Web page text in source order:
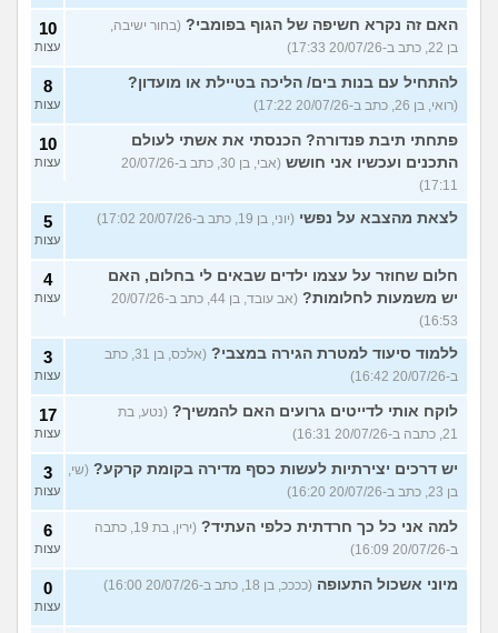
האם זה נקרא חשיפה של הגוף בפומבי? (בחור ישיבה,
בן 22, כתב ב-20/07/26 17:33)
10
עצות
להתחיל עם בנות בים/ הליכה בטיילת או מועדון?
(רואי, בן 26, כתב ב-20/07/26 17:22)
8
עצות
פתחתי תיבת פנדורה? הכנסתי את אשתי לעולם
התכנים ועכשיו אני חושש
(אבי, בן 30, כתב ב-20/07/26
17:11)
10
עצות
לצאת מהצבא על נפשי (יוני, בן 19, כתב ב-20/07/26 17:02) 5
עצות
חלום שחוזר על עצמו ילדים שבאים לי בחלום, האם
יש משמעות לחלומות?
(אב עובד, בן 44, כתב ב-20/07/26
16:53)
4
עצות
ללמוד סיעוד למטרת הגירה במצבי?
(אלכס, בן 31, כתב
ב-20/07/26 16:42)
3
עצות
לוקח אותי לדייטים גרועים האם להמשיך? (נטע, בת
21, כתבה ב-20/07/26 16:31)
17
עצות
יש דרכים יצירתיות לעשות כסף מדירה בקומת קרקע? (שי,
בן 23, כתב ב-20/07/26 16:20)
3
עצות
למה אני כל כך חרדתית כלפי העתיד?
(ירין, בת 19, כתבה
ב-20/07/26 16:09)
6
עצות
מיוני אשכול התעופה (ככככ, בן 18, כתב ב-20/07/26 16:00) 0
עצות